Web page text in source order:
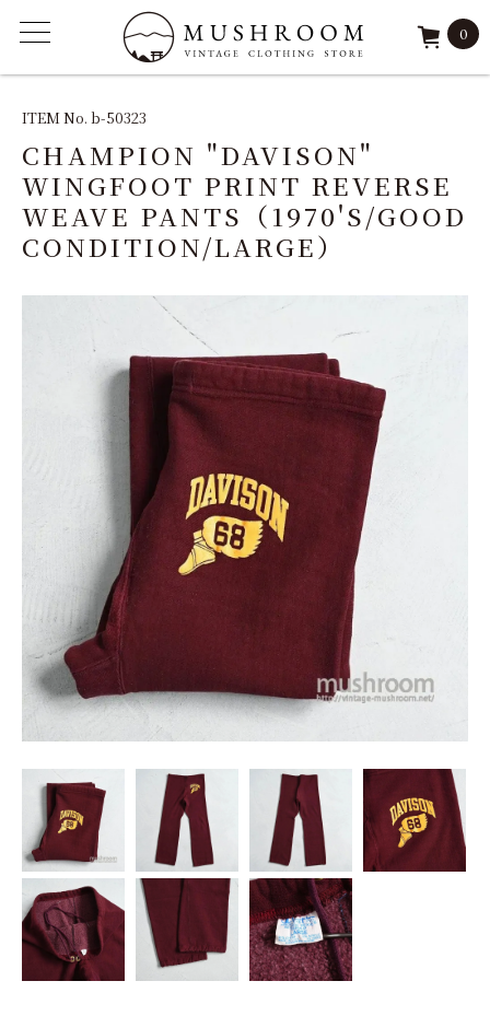
FEATURE
ARCHIVE
SOLD
MY ACCOUNT
0
ITEM No. b-50323
CHAMPION "DAVISON"
WINGFOOT PRINT REVERSE
WEAVE PANTS（1970'S/GOOD
CONDITION/LARGE）